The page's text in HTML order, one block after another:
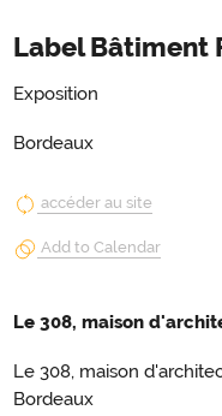
Label Bâtiment
Exposition
Bordeaux
accéder au site
Add to Calendar
Le 308, maison
Le 308, maison
Bordeaux